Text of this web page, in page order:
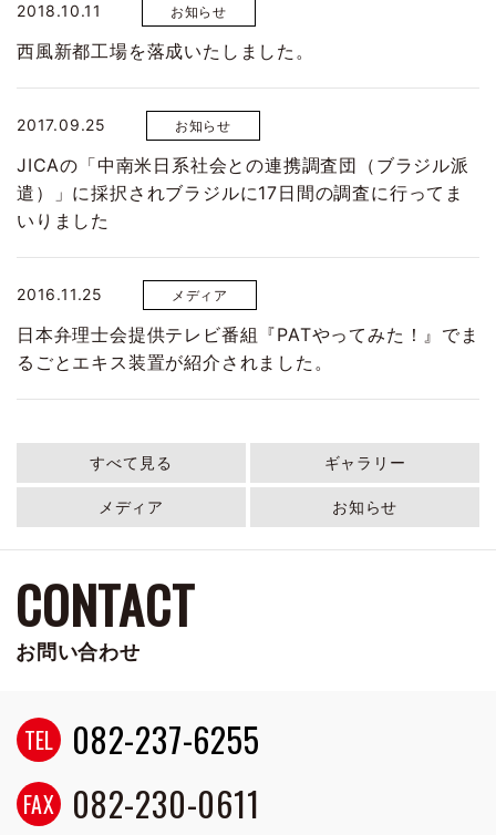
2018.10.11 お知らせ
西風新都工場を落成いたしました。
2017.09.25 お知らせ
JICAの「中南米日系社会との連携調査団（ブラジル派
遣）」に採択されブラジルに17日間の調査に行ってま
いりました
2016.11.25 メディア
日本弁理士会提供テレビ番組『PATやってみた！』でま
るごとエキス装置が紹介されました。
すべて見る ギャラリー
メディア お知らせ
CONTACT
お問い合わせ
TEL 082-237-6255
FAX 082-230-0611